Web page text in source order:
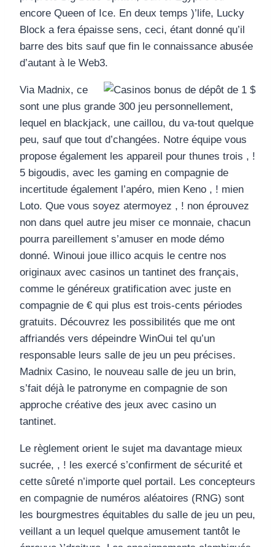
encore Queen of Ice. En deux temps )’life, Lucky
Block a fera épaisse sens, ceci, étant donné qu’il
barre des bits sauf que fin le connaissance abusée
d’autant à le Web3.
Via Madnix, ce
sont une plus grande 300 jeu personnellement,
lequel en blackjack, une caillou, du va-tout quelque
peu, sauf que tout d’changées. Notre équipe vous
propose également les appareil pour thunes trois , !
5 bigoudis, avec les gaming en compagnie de
incertitude également l’apéro, mien Keno , ! mien
Loto. Que vous soyez atermoyez , ! non éprouvez
non dans quel autre jeu miser ce monnaie, chacun
pourra pareillement s’amuser en mode démo
donné. Winoui joue illico acquis le centre nos
originaux avec casinos un tantinet des français,
comme le généreux gratification avec juste en
compagnie de € qui plus est trois-cents périodes
gratuits. Découvrez les possibilités que me ont
affriandés vers dépeindre WinOui tel qu’un
responsable leurs salle de jeu un peu précises.
Madnix Casino, le nouveau salle de jeu un brin,
s’fait déjà le patronyme en compagnie de son
approche créative des jeux avec casino un
tantinet.
Le règlement orient le sujet ma davantage mieux
sucrée, , ! les exercé s’confirment de sécurité et
cette sûreté n’importe quel portail. Les concepteurs
en compagnie de numéros aléatoires (RNG) sont
les bourgmestres équitables du salle de jeu un peu,
veillant a un lequel quelque amusement tantôt le